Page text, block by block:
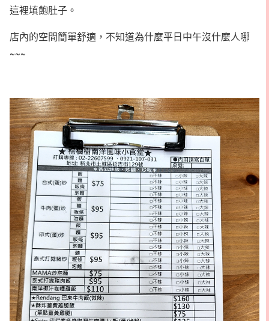
這裡填飽肚子。
店內的空間簡單舒適，不知道為什麼平日中午沒什麼人哪
~~~